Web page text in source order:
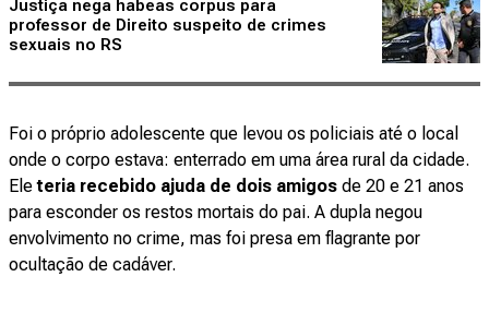
Justiça nega habeas corpus para
professor de Direito suspeito de crimes
sexuais no RS
Foi o próprio adolescente que levou os policiais até o local
onde o corpo estava: enterrado em uma área rural da cidade.
Eleteria recebido ajuda de dois amigos de 20 e 21 anos
para esconder os restos mortais do pai. A dupla negou
envolvimento no crime, mas foi presa em flagrante por
ocultação de cadáver.